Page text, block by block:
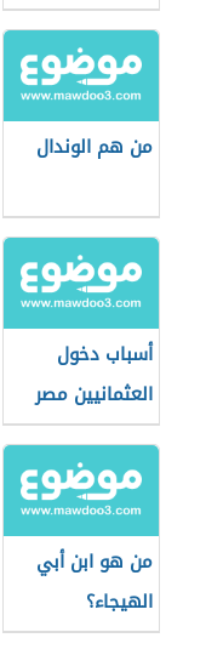
من هم الوندال
أسباب دخول
العثمانيين مصر
من هو ابن أبي
الهيجاء؟